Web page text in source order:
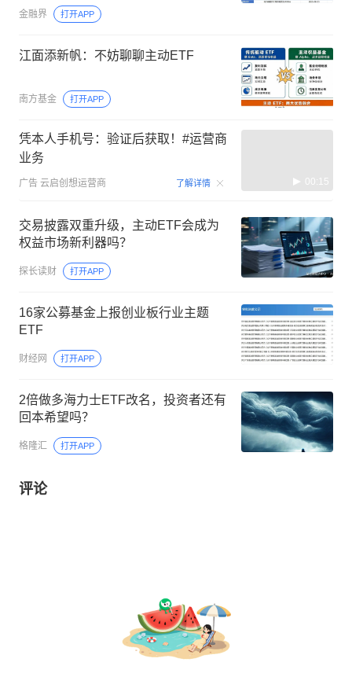
金融界 打开APP
江面添新帆：不妨聊聊主动ETF
南方基金 打开APP
凭本人手机号：验证后获取！#运营商
业务
广告 云启创想运营商 了解详情 00:15
交易披露双重升级，主动ETF会成为
权益市场新利器吗？
探长读财 打开APP
16家公募基金上报创业板行业主题
ETF
财经网 打开APP
2倍做多海力士ETF改名，投资者还有
回本希望吗？
格隆汇 打开APP
评论